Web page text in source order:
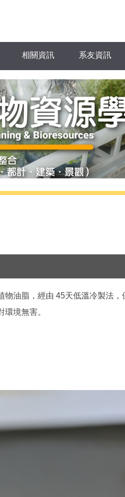
相關資訊 系友資訊
油脂，經由 45天低溫冷製法
境無害。